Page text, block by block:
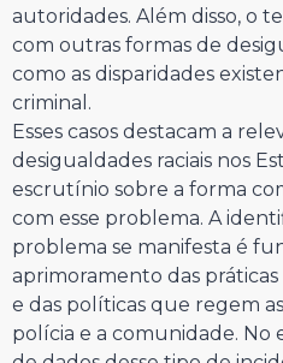
autoridades. Além disso, o
com outras formas de
como as disparidades
criminal.
Esses casos destacam a
desigualdades raciais nos
escrutínio sobre a forma
com esse problema. A
problema se manifesta é
aprimoramento das
e das políticas que regem
polícia e a comunidade. No